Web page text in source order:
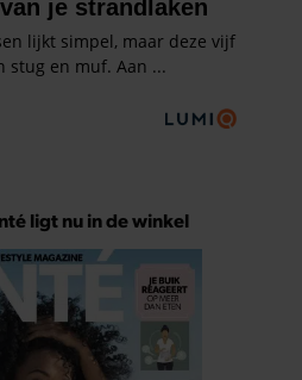
ligt nu in de winkel